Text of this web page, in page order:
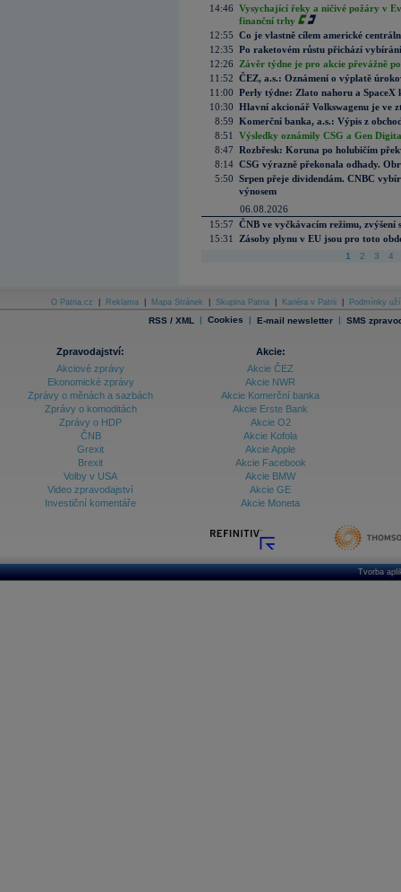
14:46 Vysychající řeky a ničivé požáry v
finanční trhy
12:55 Co je vlastně cílem americké
12:35 Po raketovém růstu přichází
12:26
Závěr týdne je pro akcie převážně
11:52 ČEZ, a.s.: Oznámení o výplatě
11:00 Perly týdne: Zlato nahoru a SpaceX
10:30 Hlavní akcionář Volkswagenu je ve
8:59 Komerční banka, a.s.: Výpis z
8:51
Výsledky oznámily CSG a Gen
8:47 Rozbřesk: Koruna po holubičím
8:14 CSG výrazně překonala odhady.
5:50 Srpen přeje dividendám. CNBC
výnosem
06.08.2026
15:57 ČNB ve vyčkávacím režimu, zvýšení
15:31
Zásoby plynu v EU jsou pro toto
1 2 3 4
O Patria.cz Reklama Mapa Stránek Skupina Patria Kariéra v Patrii Podmínky
RSS / XML | Cookies | E-mail newsletter | SMS
Zpravodajství:
Akciové zprávy
Ekonomické zprávy
Zprávy o měnách a sazbách
Zprávy o komoditách
Zprávy o HDP
ČNB
Grexit
Brexit
Volby v USA
Video zpravodajství
Investiční komentáře
Akcie:
Akcie ČEZ
Akcie NWR
Akcie Komerční banka
Akcie Erste Bank
Akcie O2
Akcie Kofola
Akcie Apple
Akcie Facebook
Akcie BMW
Akcie GE
Akcie Moneta
Tvorba